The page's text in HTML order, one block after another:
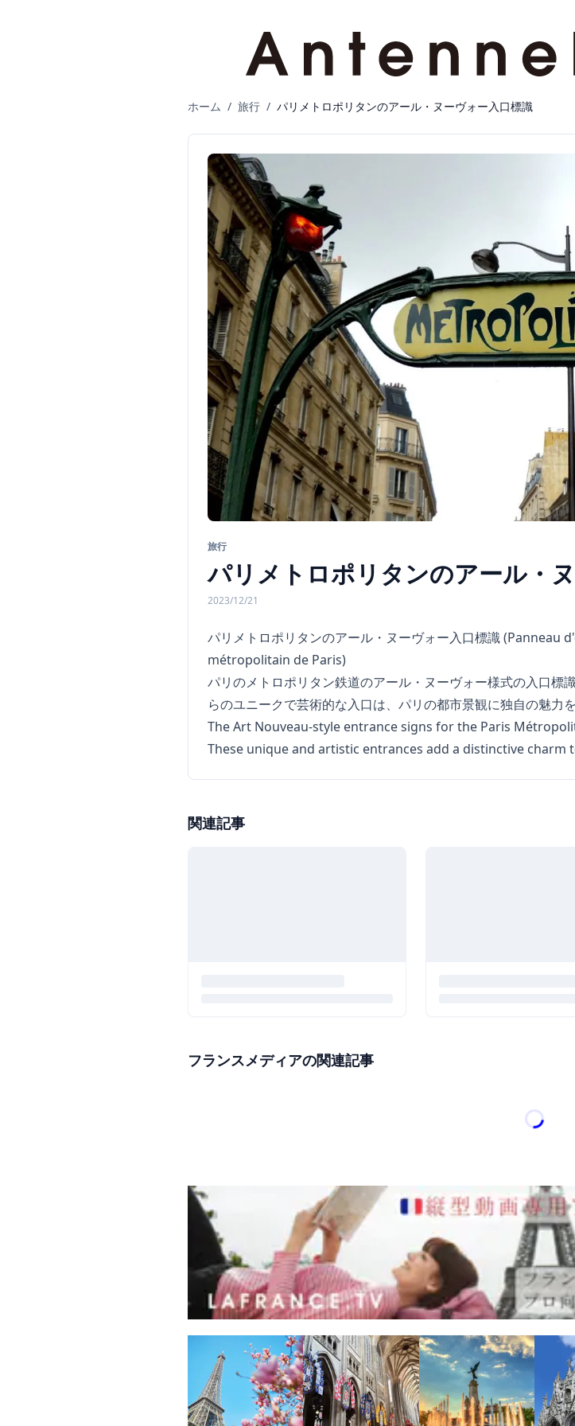
ホーム / 旅行 / パリメトロポリタンのアール・ヌーヴォー入口標識
旅行
パリメトロポリタンのアール・
2023/12/21
パリメトロポリタンのアール・ヌーヴォー入口標識
métropolitain de Paris)
パリのメトロポリタン鉄道のアール・ヌーヴォー様式の入口標
らのユニークで芸術的な入口は、パリの都市景観に独自の魅力を
The Art Nouveau-style entrance signs for the Paris
These unique and artistic entrances add a distinctive charm
関連記事
フランスメディアの関連記事